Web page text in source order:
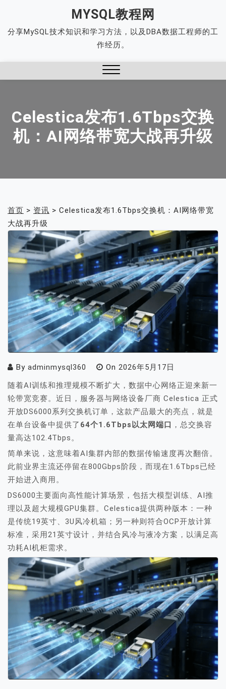
content
MYSQL教程网
分享MySQL技术知识和学习方法，以及DBA数据工程师的工
作经历。
Celestica发布1.6Tbps交换
机：AI网络带宽大战再升级
首页 > 资讯 > Celestica发布1.6Tbps交换机：AI网络带宽
大战再升级
By adminmysql360 On 2026年5月17日
随着AI训练和推理规模不断扩大，数据中心网络正迎来新一
轮带宽竞赛。近日，服务器与网络设备厂商 Celestica 正式
开放DS6000系列交换机订单，这款产品最大的亮点，就是
在单台设备中提供了 64个1.6Tbps以太网端口 ，总交换容
量高达102.4Tbps。
简单来说，这意味着AI集群内部的数据传输速度再次翻倍。
此前业界主流还停留在800Gbps阶段，而现在1.6Tbps已经
开始进入商用。
DS6000主要面向高性能计算场景，包括大模型训练、AI推
理以及超大规模GPU集群。Celestica提供两种版本：一种
是传统19英寸、3U风冷机箱；另一种则符合OCP开放计算
标准，采用21英寸设计，并结合风冷与液冷方案，以满足高
功耗AI机柜需求。